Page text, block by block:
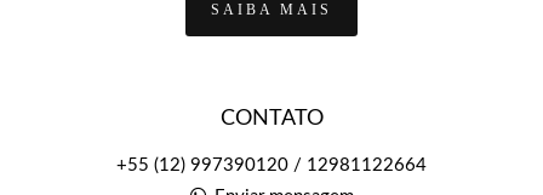
SAIBA MAIS
CONTATO
+55 (12) 997390120 / 12981122664